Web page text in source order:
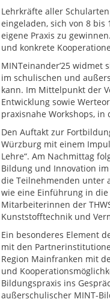
Lehrkräfte aller
eingeladen, sich von 8
eigene Praxis zu
und konkrete
MINTeinander’25 widmet
im schulischen und
kann. Im Mittelpunkt der
Entwicklung sowie
praxisnahe Workshops,
Den Auftakt zur
Würzburg mit einem
Lehre“. Am Nachmittag
Bildung und Innovation
die Teilnehmenden unter
wie eine Einführung in
Mitarbeiterinnen der
Kunststofftechnik und
Ein besonderes Element
mit den
Region Mainfranken mit
und
Bildungspraxis ins
außerschulischer MINT-